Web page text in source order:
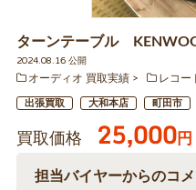
ターンテーブル
2024.08.16 公開
オーディオ 買取実績
レコ
出張買取 大和本店 町田市
買取価格 25,000円
担当バイヤーからのコメ